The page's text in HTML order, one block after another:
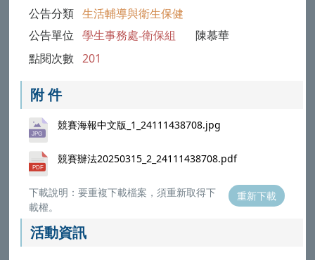
公告分類 生活輔導與衛生保健
公告單位 學生事務處-衛保組 陳慕華
點閱次數 201
附 件
競賽海報中文版_1_24111438708.jpg
競賽辦法20250315_2_24111438708.pdf
下載說明：要重複下載檔案，須重新取得下
載權。
重新下載
活動資訊